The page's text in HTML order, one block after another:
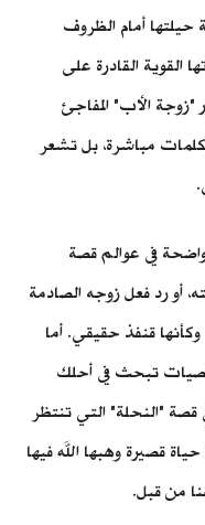
أمام الظروف
القوية القادرة على
"زوجة الأب" المفاجئ
مباشرة، بل تشعر
في عوالم قصة
أو رد فعل زوجه الصادمة
وكأنها قنفذ حقيقي. أما
تبحث في أحلك
"النحلة" التي تنتظر
قصيرة وهبها الله فيها
من قبل.